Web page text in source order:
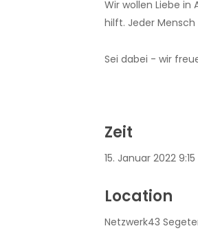
Wir wollen Liebe
hilft. Jeder
Sei dabei - wir
Zeit
15. Januar 2022 9:15
Location
Netzwerk43